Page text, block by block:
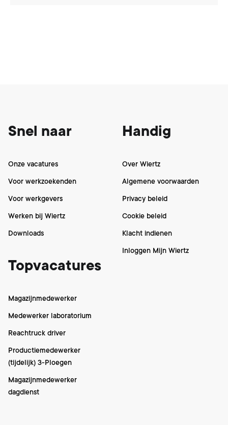
Snel naar
Onze vacatures
Voor werkzoekenden
Voor werkgevers
Werken bij Wiertz
Downloads
Topvacatures
Magazijnmedewerker
Medewerker laboratorium
Reachtruck driver
Productiemedewerker
(tijdelijk) 3-Ploegen
Magazijnmedewerker
dagdienst
Handig
Over Wiertz
Algemene voorwaarden
Privacy beleid
Cookie beleid
Klacht indienen
Inloggen Mijn Wiertz